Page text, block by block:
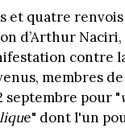
et quatre
d’Arthur
contre
membres
septembre pour "
e" dont l'un